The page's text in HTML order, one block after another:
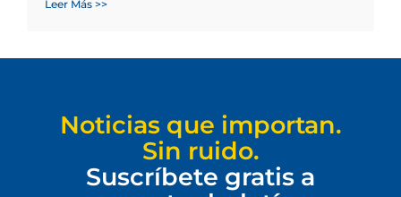
Leer Más >>
Noticias que importan.
Sin ruido.
Suscríbete gratis a